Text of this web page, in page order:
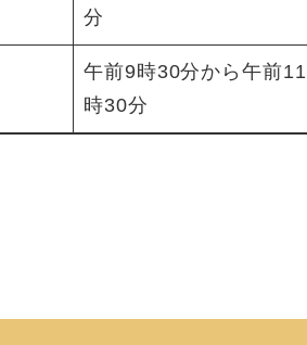
分
午前9時30分から午前11
時30分